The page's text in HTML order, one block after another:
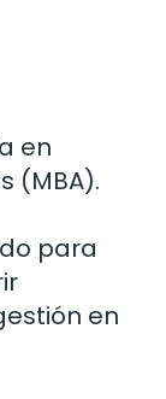
en
(MBA).
para
en